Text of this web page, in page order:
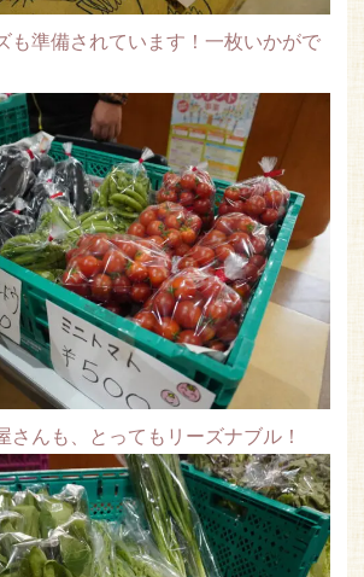
も準備されています！一枚いかがで
さんも、とってもリーズナブル！